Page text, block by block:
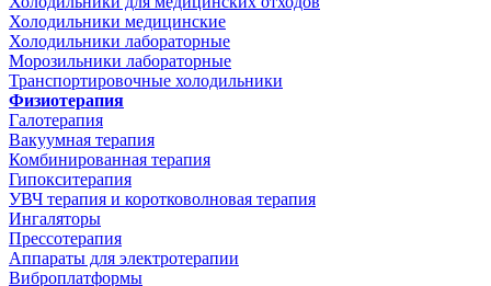
Холодильники медицинские
Холодильники лабораторные
Морозильники лабораторные
Транспортировочные холодильники
Физиотерапия
Галотерапия
Вакуумная терапия
Комбинированная терапия
Гипокситерапия
УВЧ терапия и коротковолновая терапия
Ингаляторы
Прессотерапия
Аппараты для электротерапии
Виброплатформы